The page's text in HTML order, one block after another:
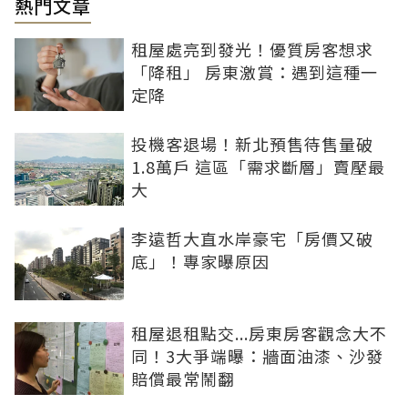
熱門文章
租屋處亮到發光！優質房客想求
「降租」 房東激賞：遇到這種一
定降
投機客退場！新北預售待售量破
1.8萬戶 這區「需求斷層」賣壓最
大
李遠哲大直水岸豪宅「房價又破
底」！專家曝原因
租屋退租點交...房東房客觀念大不
同！3大爭端曝：牆面油漆、沙發
賠償最常鬧翻